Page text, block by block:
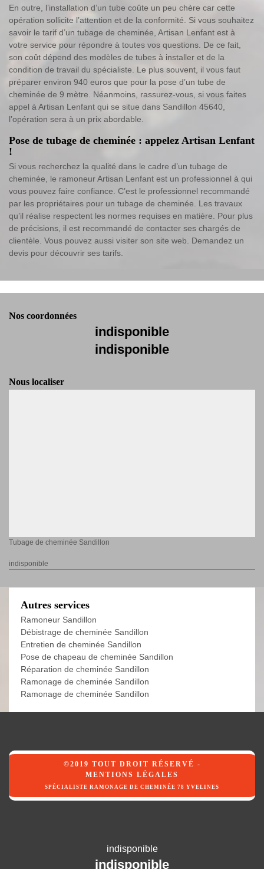
En outre, l’installation d’un tube coûte un peu chère car cette
opération sollicite l’attention et de la conformité. Si vous souhaitez
savoir le tarif d’un tubage de cheminée, Artisan Lenfant est à
votre service pour répondre à toutes vos questions. De ce fait,
son coût dépend des modèles de tubes à installer et de la
condition de travail du spécialiste. Le plus souvent, il vous faut
préparer environ 940 euros que pour la pose d’un tube de
cheminée de 9 mètre. Néanmoins, rassurez-vous, si vous faites
appel à Artisan Lenfant qui se situe dans Sandillon 45640,
l’opération sera à un prix abordable.
Pose de tubage de cheminée : appelez Artisan Lenfant
!
Si vous recherchez la qualité dans le cadre d’un tubage de
cheminée, le ramoneur Artisan Lenfant est un professionnel à qui
vous pouvez faire confiance. C’est le professionnel recommandé
par les propriétaires pour un tubage de cheminée. Les travaux
qu’il réalise respectent les normes requises en matière. Pour plus
de précisions, il est recommandé de contacter ses chargés de
clientèle. Vous pouvez aussi visiter son site web. Demandez un
devis pour découvrir ses tarifs.
Nos coordonnées
indisponible
indisponible
Nous localiser
Tubage de cheminée Sandillon
indisponible
Autres services
Ramoneur Sandillon
Débistrage de cheminée Sandillon
Entretien de cheminée Sandillon
Pose de chapeau de cheminée Sandillon
Réparation de cheminée Sandillon
Ramonage de cheminée Sandillon
Ramonage de cheminée Sandillon
©2019 TOUT DROIT RÉSERVÉ -
MENTIONS LÉGALES
SPÉCIALISTE RAMONAGE DE CHEMINÉE 78 YVELINES
indisponible
indisponible